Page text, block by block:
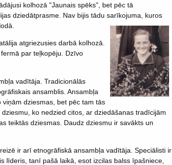
kolhozā "Jaunais spēks", bet pēc tā
dziedātprasme. Nav bijis tādu sarīkojuma, kuros
atgriezusies darbā kolhozā.
par teļkopēju. Dzīvo
vadītāja. Tradicionālās
ansamblis. Ansambļa
dziesmas, bet pēc tam tās
ko nedzied citos, ar dziedāšanas tradīcijām
teiktās dziesmas. Daudz dziesmu ir savākts un
ir arī etnogrāfiskā ansambļa vadītāja. Speciālisti ir
līderis, tanī pašā laikā, esot izcilas balss īpašniece,